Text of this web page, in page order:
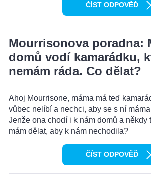
ČÍST ODPOVĚĎ
Mourrisonova poradna:
domů vodí kamarádku,
nemám ráda. Co dělat?
Ahoj Mourrisone, máma má teď
vůbec nelíbí a nechci, aby se s ní
Jenže ona chodí i k nám domů a někdy
mám dělat, aby k nám nechodila?
ČÍST ODPOVĚĎ